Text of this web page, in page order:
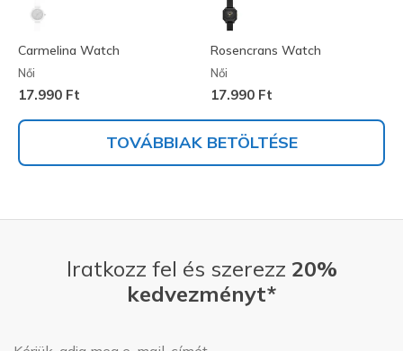
Carmelina Watch
Női
17.990 Ft
Rosencrans Watch
Női
17.990 Ft
TOVÁBBIAK BETÖLTÉSE
Iratkozz fel és szerezz 20%
kedvezményt*
E-mail-cím